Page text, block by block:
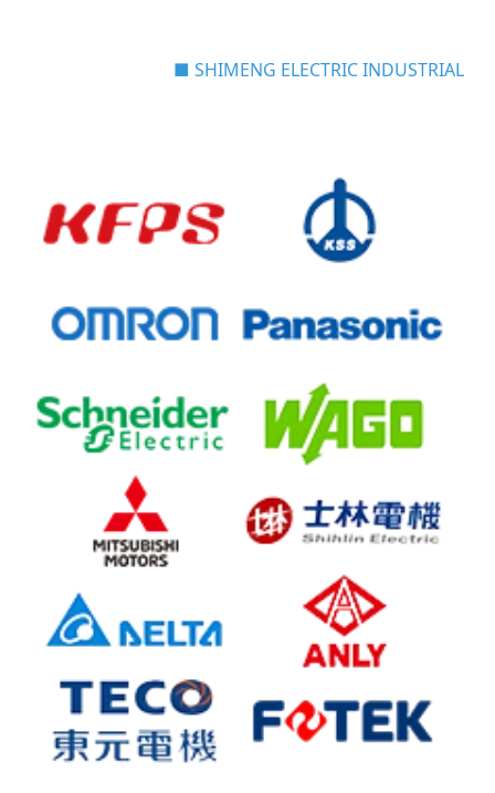
■ SHIMENG ELECTRIC INDUSTRIAL